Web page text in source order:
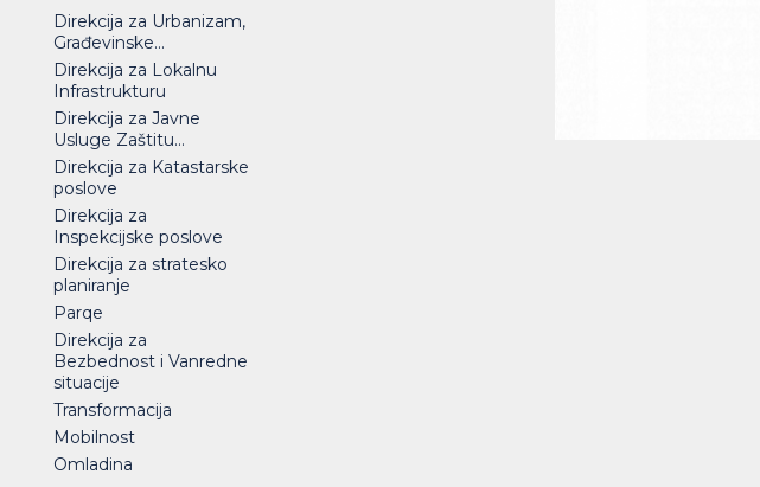
Direkcija za Urbanizam,
Građevinske...
Direkcija za Lokalnu
Infrastrukturu
Direkcija za Javne
Usluge Zaštitu...
Direkcija za Katastarske
poslove
Direkcija za
Inspekcijske poslove
Direkcija za stratesko
planiranje
Parqe
Direkcija za
Bezbednost i Vanredne
situacije
Transformacija
Mobilnost
Omladina